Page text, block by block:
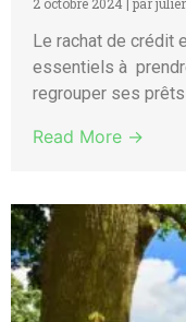
2 octobre 2024 | par
Le rachat de crédit
essentiels à
regrouper ses prêts
Read More →